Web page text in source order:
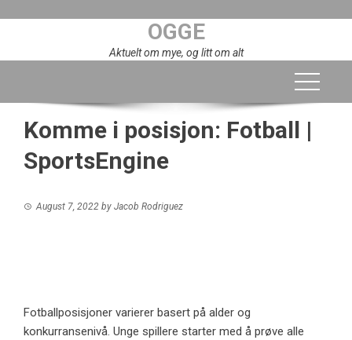
OGGE
Aktuelt om mye, og litt om alt
Komme i posisjon: Fotball |
SportsEngine
August 7, 2022 by Jacob Rodriguez
Fotballposisjoner varierer basert på alder og
konkurransenivå. Unge spillere starter med å prøve alle